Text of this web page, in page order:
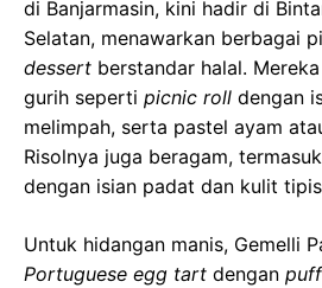
di Banjarmasin, kini hadir di
Selatan, menawarkan berbagai
dessert berstandar halal.
gurih seperti picnic roll dengan
melimpah, serta pastel ayam
Risolnya juga beragam,
dengan isian padat dan kulit
Untuk hidangan manis, Gemelli
Portuguese egg tart dengan